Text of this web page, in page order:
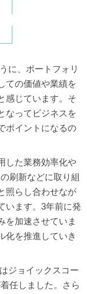
に、ポートフォリ
ての価値や業績を
感じています。そ
なってビジネスを
ポイントになるの
した業務効率化や
刷新などに取り組
照らし合わせなが
います。3年前に発
を加速させていま
化を推進していき
ジョイックスコー
任しました。さら